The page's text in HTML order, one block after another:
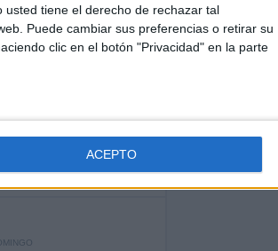
tiene el derecho de rechazar tal
Puede cambiar sus preferencias o retirar su
clic en el botón "Privacidad" en la parte
ACEPTO